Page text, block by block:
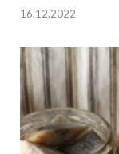
16.12.2022